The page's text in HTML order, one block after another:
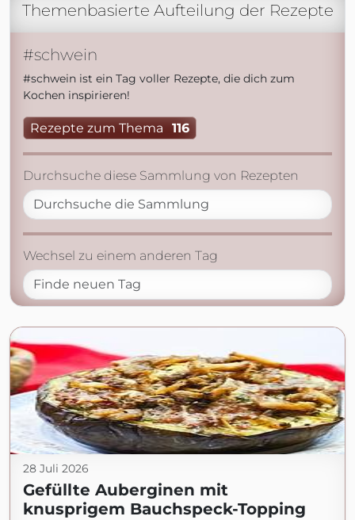
Themenbasierte Aufteilung der Rezepte
#schwein
#schwein ist ein Tag voller Rezepte, die dich zum
Kochen inspirieren!
Rezepte zum Thema 116
Durchsuche diese Sammlung von Rezepten
Wechsel zu einem anderen Tag
28 Juli 2026
Gefüllte Auberginen mit
knusprigem Bauchspeck-Topping